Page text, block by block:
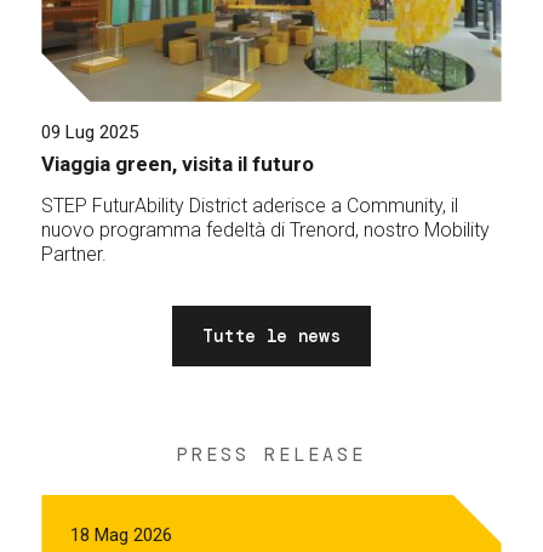
09 Lug 2025
Viaggia green, visita il futuro
STEP FuturAbility District aderisce a Community, il
nuovo programma fedeltà di Trenord, nostro Mobility
Partner.
Tutte le news
PRESS RELEASE
18 Mag 2026